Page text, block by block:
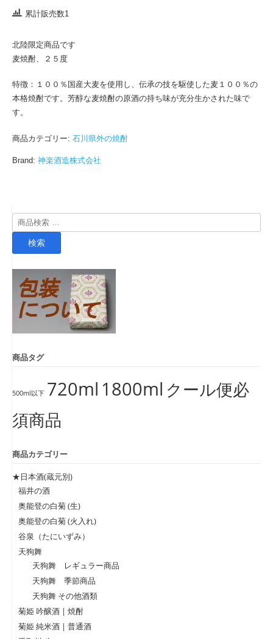
ク
累計販売数1
北陸限定商品です
麦焼酎、２５度
特徴：１００％国産大麦を使用し、伝承の技を駆使した麦１００％の
本格焼酎です。芳醇な麦焼酎の原酒の持ち味が充分生かされた味で
す。
商品カテゴリー: 石川県外の焼酎
Brand: 神楽酒造株式会社
検
索
検索
商品タグ
500ml以下 720ml 1800ml クール便必
須商品
商品カテゴリー
★日本酒(蔵元別)
福井の酒
奥能登の白菊 (生)
奥能登の白菊 (火入れ)
谷泉（たにいずみ）
天狗舞
天狗舞 レギュラー商品
天狗舞 季節商品
天狗舞 その他酒類
菊姫 吟醸酒 | 焼酎
菊姫 純米酒 | 普通酒